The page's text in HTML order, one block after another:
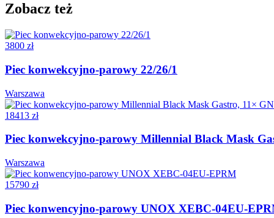
Zobacz też
3800 zł
Piec konwekcyjno-parowy 22/26/1
Warszawa
18413 zł
Piec konwekcyjno-parowy Millennial Black Mask
Warszawa
15790 zł
Piec konwencyjno-parowy UNOX XEBC-04EU-